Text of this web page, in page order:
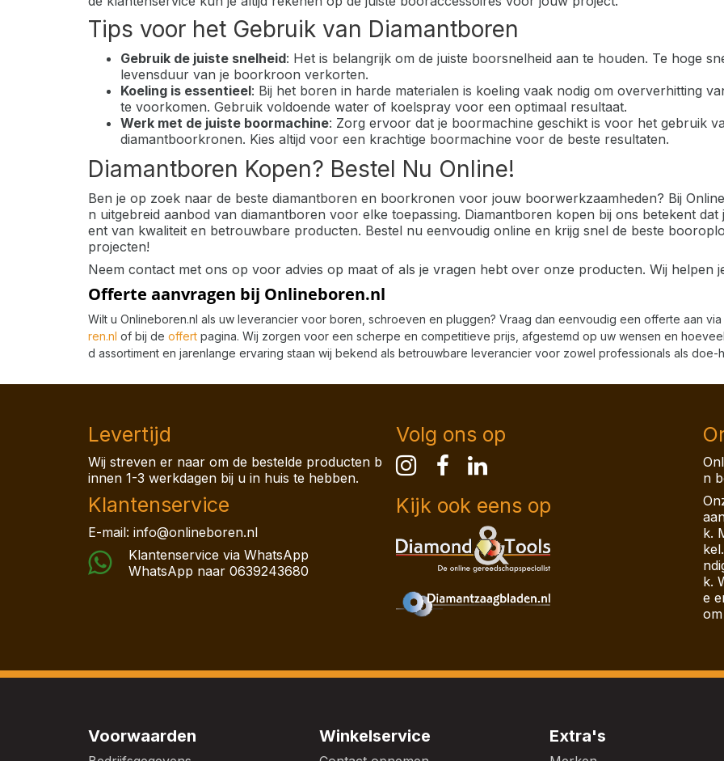
Tips voor het Gebruik van Diamantboren
Gebruik de juiste snelheid: Het is belangrijk om de juiste boorsnelheid aan te houden. Te hoge
levensduur van je boorkroon verkorten.
Koeling is essentieel: Bij het boren in harde materialen is koeling vaak nodig om oververhitting
te voorkomen. Gebruik voldoende water of koelspray voor een optimaal resultaat.
Werk met de juiste boormachine: Zorg ervoor dat je boormachine geschikt is voor het gebruik
diamantboorkronen. Kies altijd voor een krachtige boormachine voor de beste resultaten.
Diamantboren Kopen? Bestel Nu Online!
Ben je op zoek naar de beste diamantboren en boorkronen voor jouw boorwerkzaamheden? Bij
n uitgebreid aanbod van diamantboren voor elke toepassing. Diamantboren kopen bij ons betekent dat
ent van kwaliteit en betrouwbare producten. Bestel nu eenvoudig online en krijg snel de beste
projecten!
Neem contact met ons op voor advies op maat of als je vragen hebt over onze producten. Wij helpen
Offerte aanvragen bij Onlineboren.nl
Wilt u Onlineboren.nl als uw leverancier voor boren, schroeven en pluggen? Vraag dan eenvoudig een offerte aan via
ren.nl of bij deoffert pagina. Wij zorgen voor een scherpe en competitieve prijs, afgestemd op uw wensen en
d assortiment en jarenlange ervaring staan wij bekend als betrouwbare leverancier voor zowel professionals als doe-
Levertijd
Wij streven er naar om de bestelde producten b
innen 1-3 werkdagen bij u in huis te hebben.
Klantenservice
E-mail: info@onlineboren.nl
Klantenservice via WhatsApp
WhatsApp naar0639243680
Volg ons op
Kijk ook eens op
n
k.
k.
e
Voorwaarden Winkelservice Extra's